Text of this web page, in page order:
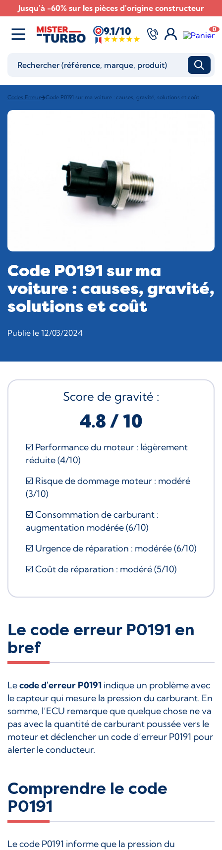
Jusqu'à -60% sur les pièces d'origine constructeur
9.1/10 0
Codes Erreur Code P0191 sur ma voiture : causes, gravité, solutions et coût
Code P0191 sur ma
voiture : causes, gravité,
solutions et coût
Publié le 12/03/2024
Score de gravité :
4.8 / 10
☑️ Performance du moteur : légèrement
réduite (4/10)
☑️ Risque de dommage moteur : modéré
(3/10)
☑️ Consommation de carburant :
augmentation modérée (6/10)
☑️ Urgence de réparation : modérée (6/10)
☑️ Coût de réparation : modéré (5/10)
Le code erreur P0191 en
bref
Lecode d'erreur P0191 indique un problème avec
le capteur qui mesure la pression du carburant. En
somme, l’ECU remarque que quelque chose ne va
pas avec la quantité de carburant poussée vers le
moteur et déclencher un code d’erreur P0191 pour
alerter le conducteur.
Comprendre le code
P0191
Le code P0191 informe que la pression du